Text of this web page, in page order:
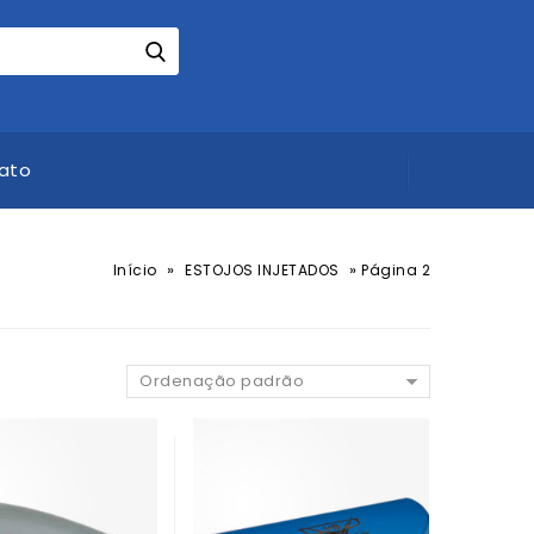
Início » ESTOJOS INJETADOS » Página 2
Ordenação padrão